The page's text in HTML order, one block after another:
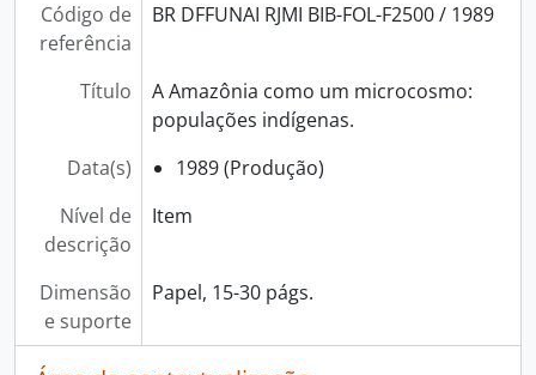
Código de
referência
BR DFFUNAI RJMI BIB-FOL-F2500 / 1989
Título
A Amazônia como um microcosmo:
populações indígenas.
Data(s)
1989 (Produção)
Nível de
descrição
Item
Dimensão
e suporte
Papel, 15-30 págs.